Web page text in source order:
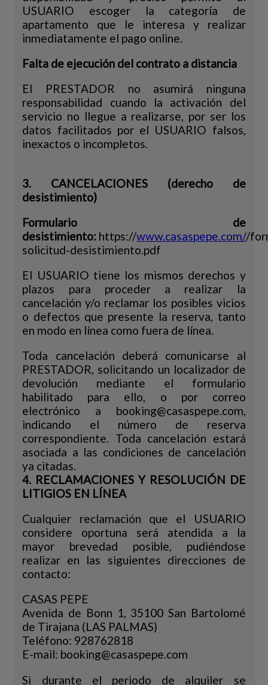
USUARIO escoger la categoría de
apartamento que le interesa y realizar
inmediatamente el pago online.
Falta de ejecución del contrato a distancia
El PRESTADOR no asumirá ninguna
responsabilidad cuando la activación del
servicio no llegue a realizarse, por ser los
datos facilitados por el USUARIO falsos,
inexactos o incompletos.
3. CANCELACIONES (derecho de
desistimiento)
Formulario de
desistimiento: https://www.casaspepe.com//
solicitud-desistimiento.pdf
El USUARIO tiene los mismos derechos y
plazos para proceder a realizar la
cancelación y/o reclamar los posibles vicios
o defectos que presente la reserva, tanto
en modo en línea como fuera de línea.
Toda cancelación deberá comunicarse al
PRESTADOR, solicitando un localizador de
devolución mediante el formulario
habilitado para ello, o por correo
electrónico a booking@casaspepe.com,
indicando el número de reserva
correspondiente. Toda cancelación estará
asociada a las condiciones de cancelación
ya citadas.
4. RECLAMACIONES Y RESOLUCIÓN DE
LITIGIOS EN LÍNEA
Cualquier reclamación que el USUARIO
considere oportuna será atendida a la
mayor brevedad posible, pudiéndose
realizar en las siguientes direcciones de
contacto:
CASAS PEPE
Avenida de Bonn 1, 35100 San Bartolomé
de Tirajana (LAS PALMAS)
Teléfono: 928762818
E-mail: booking@casaspepe.com
Si durante el periodo de alquiler se